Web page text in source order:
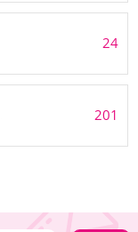
24
201